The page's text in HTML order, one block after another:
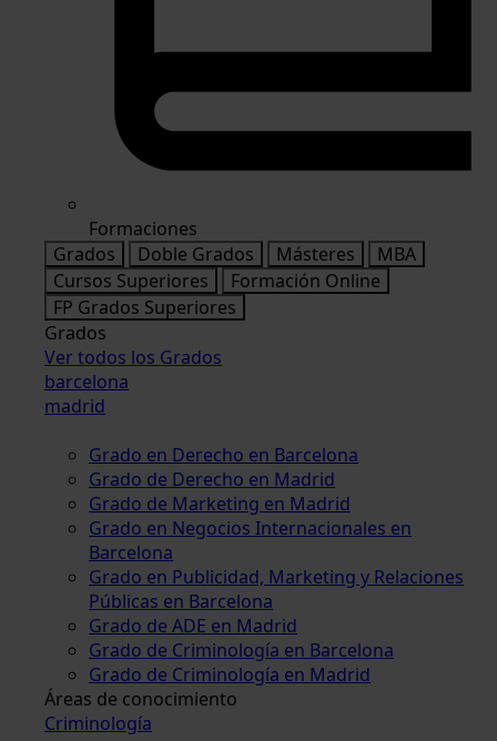
Formaciones
Grados
Doble Grados Másteres
MBA
Cursos Superiores
Formación Online
FP Grados Superiores
Grados
Ver todos los Grados
barcelona
madrid
Grado en Derecho en Barcelona
Grado de Derecho en Madrid
Grado de Marketing en Madrid
Grado en Negocios Internacionales en
Barcelona
Grado en Publicidad, Marketing y Relaciones
Públicas en Barcelona
Grado de ADE en Madrid
Grado de Criminología en Barcelona
Grado de Criminología en Madrid
Áreas de conocimiento
Criminología